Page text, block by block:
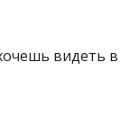
видеть в